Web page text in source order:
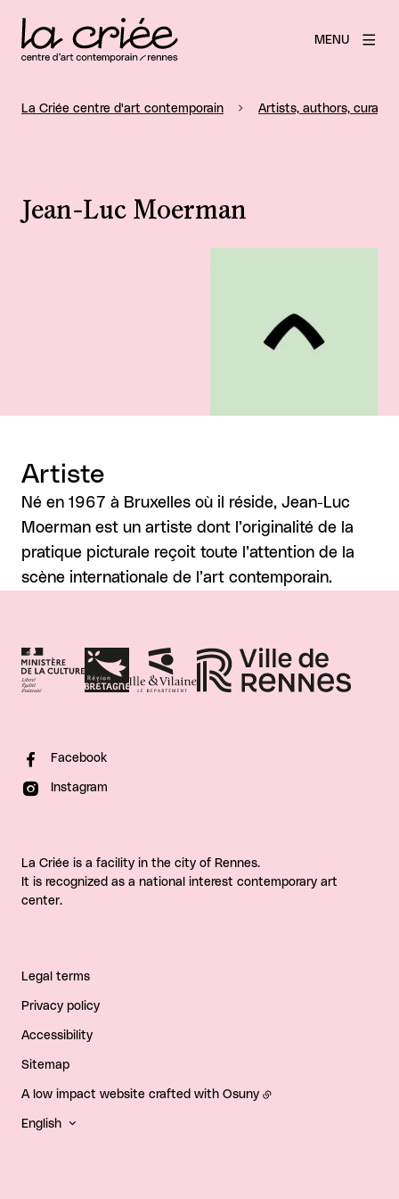
MENU
La Criée centre d'art contemporain Artists, authors,
Jean-Luc Moerman
Artiste
Né en 1967 à Bruxelles où il réside, Jean-Luc
Moerman est un artiste dont l’originalité de la
pratique picturale reçoit toute l’attention de la
scène internationale de l’art contemporain.
Facebook
Instagram
La Criée is a facility in the city of Rennes.
It is recognized as a national interest contemporary art
center.
Legal terms
Privacy policy
Accessibility
Sitemap
A low impact website crafted with Osuny
English